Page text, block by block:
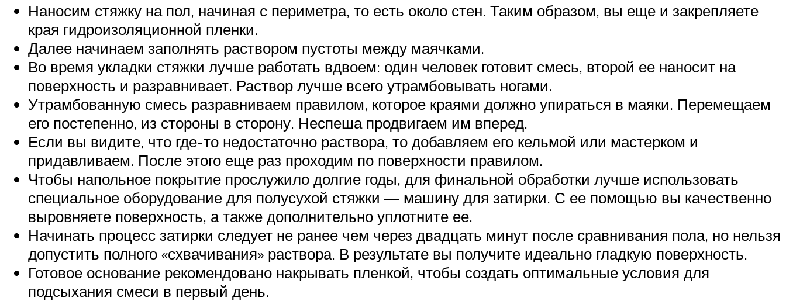
Наносим стяжку на пол, начиная с периметра, то есть около стен. Таким образом, вы еще и закрепляете
края гидроизоляционной пленки.
Далее начинаем заполнять раствором пустоты между маячками.
Во время укладки стяжки лучше работать вдвоем: один человек готовит смесь, второй ее наносит на
поверхность и разравнивает. Раствор лучше всего утрамбовывать ногами.
Утрамбованную смесь разравниваем правилом, которое краями должно упираться в маяки. Перемещаем
его постепенно, из стороны в сторону. Неспеша продвигаем им вперед.
Если вы видите, что где-то недостаточно раствора, то добавляем его кельмой или мастерком и
придавливаем. После этого еще раз проходим по поверхности правилом.
Чтобы напольное покрытие прослужило долгие годы, для финальной обработки лучше использовать
специальное оборудование для полусухой стяжки — машину для затирки. С ее помощью вы качественно
выровняете поверхность, а также дополнительно уплотните ее.
Начинать процесс затирки следует не ранее чем через двадцать минут после сравнивания пола, но нельзя
допустить полного «схвачивания» раствора. В результате вы получите идеально гладкую поверхность.
Готовое основание рекомендовано накрывать пленкой, чтобы создать оптимальные условия для
подсыхания смеси в первый день.